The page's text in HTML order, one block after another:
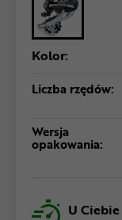
Kolor:
Liczba rzędów:
Wersja
opakowania:
U Ciebie